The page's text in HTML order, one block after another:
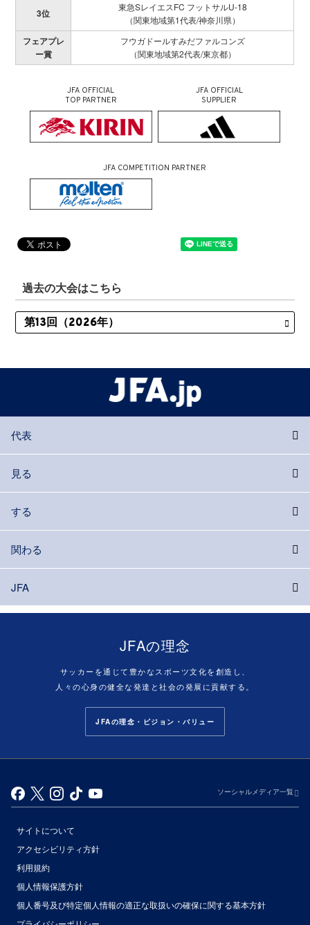
3位
東急SレイエスFC フットサルU-18
（関東地域第1代表/神奈川県）
フェアプレ
ー賞
フウガドールすみだファルコンズ
（関東地域第2代表/東京都）
JFA OFFICIAL
TOP PARTNER
JFA OFFICIAL
SUPPLIER
JFA COMPETITION PARTNER
過去の大会はこちら
代表
見る
する
関わる
JFA
JFAの理念
サッカーを通じて豊かなスポーツ文化を創造し、
人々の心身の健全な発達と社会の発展に貢献する。
JFAの理念・ビジョン・バリュー
ソーシャルメディア一覧
サイトについて
アクセシビリティ方針
利用規約
個人情報保護方針
個人番号及び特定個人情報の適正な取扱いの確保に関する基本方針